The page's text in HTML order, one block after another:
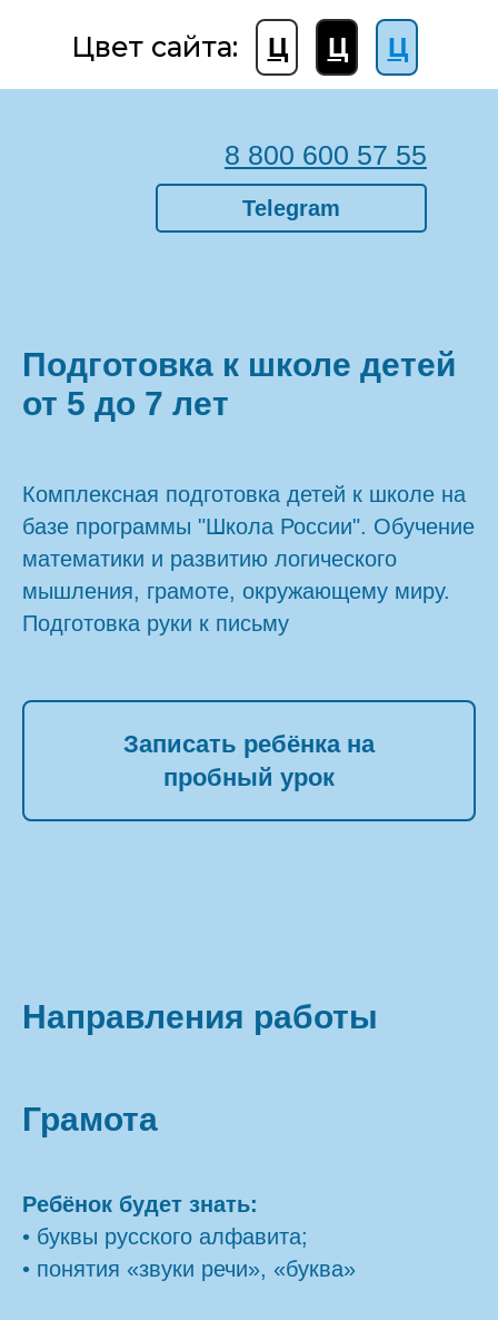
Ц
Ц
Ц
Цвет сайта:
8 800 600 57 55
Telegram
Подготовка к школе детей
от 5 до 7 лет
Комплексная подготовка детей к школе на
базе программы "Школа России". Обучение
математики и развитию логического
мышления, грамоте, окружающему миру.
Подготовка руки к письму
Записать ребёнка на
пробный урок
Направления работы
Грамота
Ребёнок будет знать:
• буквы русского алфавита;
• понятия «звуки речи», «буква»